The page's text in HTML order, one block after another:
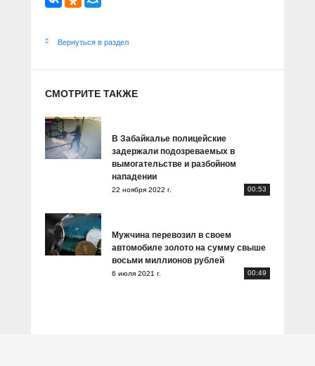
Вернуться в раздел
СМОТРИТЕ ТАКЖЕ
В Забайкалье полицейские
задержали подозреваемых в
вымогательстве и разбойном
нападении
22 ноября 2022 г. 00:53
Мужчина перевозил в своем
автомобиле золото на сумму свыше
восьми миллионов рублей
6 июля 2021 г. 00:49